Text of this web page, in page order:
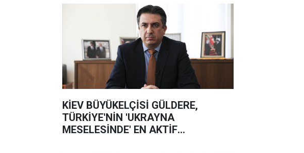
KİEV BÜYÜKELÇİSİ GÜLDERE,
TÜRKİYE'NİN 'UKRAYNA
MESELESİNDE' EN AKTİF